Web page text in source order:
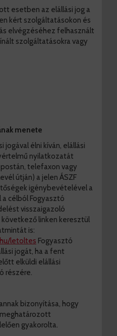
esetben az elállási jog a
kért szolgáltatásokon és
elvégzéséhez felhasznált
szolgáltatásokra vagy
menete
jogával élni kíván, elállási
nyilatkozatát
telefaxon vagy
útján) a jelen ÁSZF
igénybevételével a
célból Fogyasztó
visszaigazoló
linken keresztül
is:
letoltes Fogyasztó
jogát, ha a fent
elküldi elállási
részére.
bizonyítása, hogy
gyakorolta.